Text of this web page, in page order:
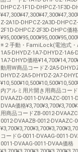
DHPCZ-1F1D-DHPCZ-1F3D-
Z-2A1D-DHPCZ-2A3D-
2F1D-DHPCZ-2F3D-DHPC価格
※２手動・FamiLock(電池式・
1A5-DHYDZ-1A7-DHYDZ-
1A7-DHYD価格
動用W商品コードZ-2A5-
DHYDZ-2A5-DHYDZ-2A7-
内アルミ用片開き用商品コー
DVAAZD-0011-DVAAZC-0011-
DVAA価格
用商品コードZB-0012-
0012-DVAAZB-0012-DVAAZC-
コードG-0011-DVAAG-0011-
0011-DVAAG-0011-DVAA価格